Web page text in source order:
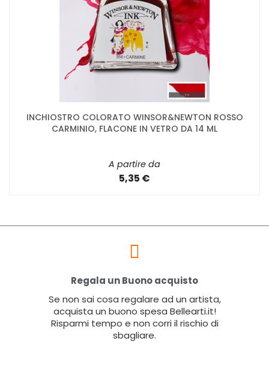
INCHIOSTRO COLORATO WINSOR&NEWTON ROSSO
CARMINIO, FLACONE IN VETRO DA 14 ML
A partire da
5,35 €
Regala un Buono acquisto
Se non sai cosa regalare ad un artista,
acquista un buono spesa Bellearti.it!
Risparmi tempo e non corri il rischio di
sbagliare.